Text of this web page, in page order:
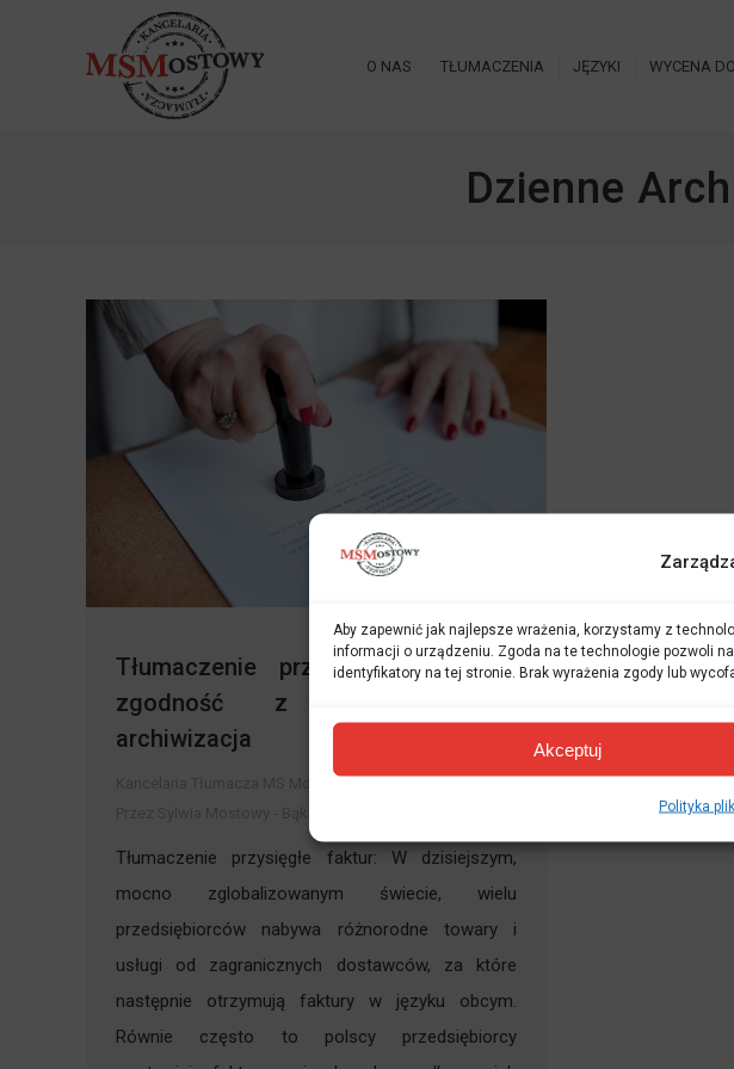
Aby zapewnić jak najlepsze wrażenia, korzystamy z
informacji o urządzeniu. Zgoda na te technologie pozwoli
identyfikatory na tej stronie. Brak wyrażenia zgody lub
Akceptuj
Polityka
O NAS TŁUMACZENIA JĘZYKI WYCENA
Dzienne
Tłumaczenie przysięgłe faktur –
zgodność z przepisami i
archiwizacja
Kancelaria Tłumacza MS Mostowy
Tłumaczenie przysięgłe faktur: W dzisiejszym,
mocno zglobalizowanym świecie, wielu
przedsiębiorców nabywa różnorodne towary i
usługi od zagranicznych dostawców, za które
następnie otrzymują faktury w języku obcym.
Równie często to polscy przedsiębiorcy